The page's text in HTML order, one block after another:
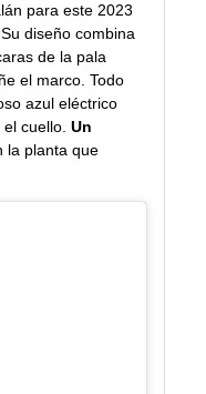
para este 2023
. Su diseño combina
de la pala
el marco. Todo
azul eléctrico
el cuello.Un
la planta que